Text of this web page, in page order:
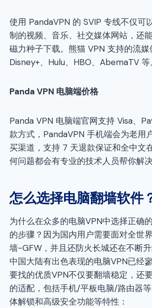
使用 PandaVPN 的 SVIP 专线不仅可
制的视频、音乐、社交媒体网站，还
磁力种子下载。熊猫 VPN 支持的流媒
Disney+、Hulu、HBO、AbemaTV 等
Panda VPN 电脑端价格
Panda VPN 电脑端官网支持 Visa、
款方式，PandaVPN 手机端会为老用
买渠道，支持 7 天退款保证和全中文
何问题都会有专业的技术人员帮你解决
怎么选择电脑翻墙软件
为什么在众多的电脑VPN中选择正确
的步骤？因为国内用户需要面对全世
墙-GFW，并且还防火长城还在不断
中国大陆有出色表现的电脑VPN已经
要找的优质VPN不仅要翻墙稳定，还
的适配，包括手机/平板电脑/路由器
体解锁和高级安全功能等特性：